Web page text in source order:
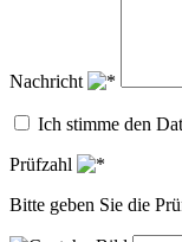
Nachricht
Ich stimme den
Prüfzahl
Bitte geben Sie die